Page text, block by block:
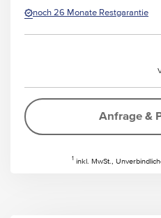
noch 26 Monate Restgarantie
Anfrage &
1 inkl. MwSt.,